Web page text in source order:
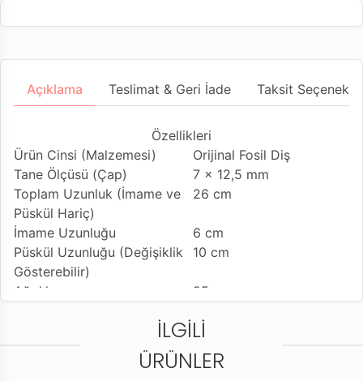
Açıklama Teslimat & Geri İade Taksit
Özellikleri
Ürün Cinsi (Malzemesi)
Orijinal Fosil Diş
Tane Ölçüsü (Çap)
7 x 12,5 mm
Toplam Uzunluk (İmame ve
Püskül Hariç)
26 cm
İmame Uzunluğu
6 cm
Püskül Uzunluğu (Değişiklik
Gösterebilir)
10 cm
Ağırlık
25 gr
İşçilikli Ürün
Sistemli Kamçı
İLGILI
ÜRÜNLER